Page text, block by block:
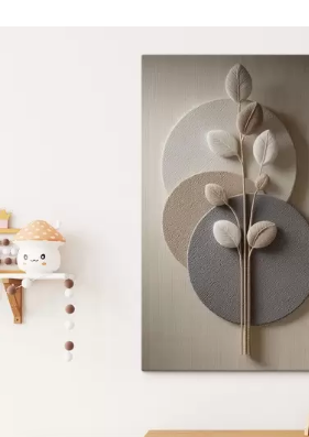
Яскраві, насичені кольори
Стійкість до вицвітання
Безпечне чорнило без запаху
Поверхня з текстурою полотна
Екологічний матеріал
Преміум
Від363
Яскраві, насичені кольори
Стійкість до вицвітання
Безпечне чорнило без запаху
Поверхня з текстурою полотна